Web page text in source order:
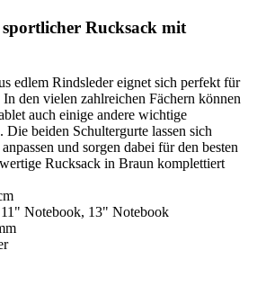
Rucksack mit
edlem Rindsleder eignet sich perfekt für
den vielen zahlreichen Fächern können
auch einige andere wichtige
beiden Schultergurte lassen sich
und sorgen dabei für den besten
Rucksack in Braun komplettiert
Notebook, 13" Notebook